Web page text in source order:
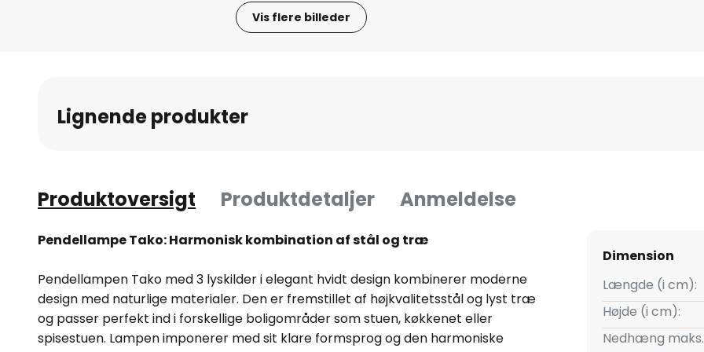
Vis flere billeder
billedgalleriet
Lignende produkter
Produktoversigt Produktdetaljer Anmeldelse
Pendellampe Tako: Harmonisk kombination af stål og træ
Pendellampen Tako med 3 lyskilder i elegant hvidt design kombinerer moderne
design med naturlige materialer. Den er fremstillet af højkvalitetsstål og lyst træ
og passer perfekt ind i forskellige boligområder som stuen, køkkenet eller
spisestuen. Lampen imponerer med sit klare formsprog og den harmoniske
Dimension
Længde (i cm):
Højde (i cm):
Nedhæng